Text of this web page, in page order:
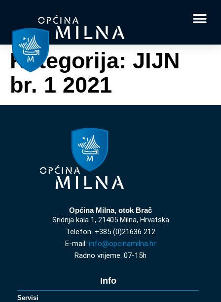
Kategorija: JIJN
br. 1 2021
Općina Milna, otok Brač
Sridnja kala 1, 21405 Milna, Hrvatska
Telefon: +385 (0)21636 212
E-mail: info@opcinamilna.hr
Radno vrijeme: 07-15h
Info
Servisi